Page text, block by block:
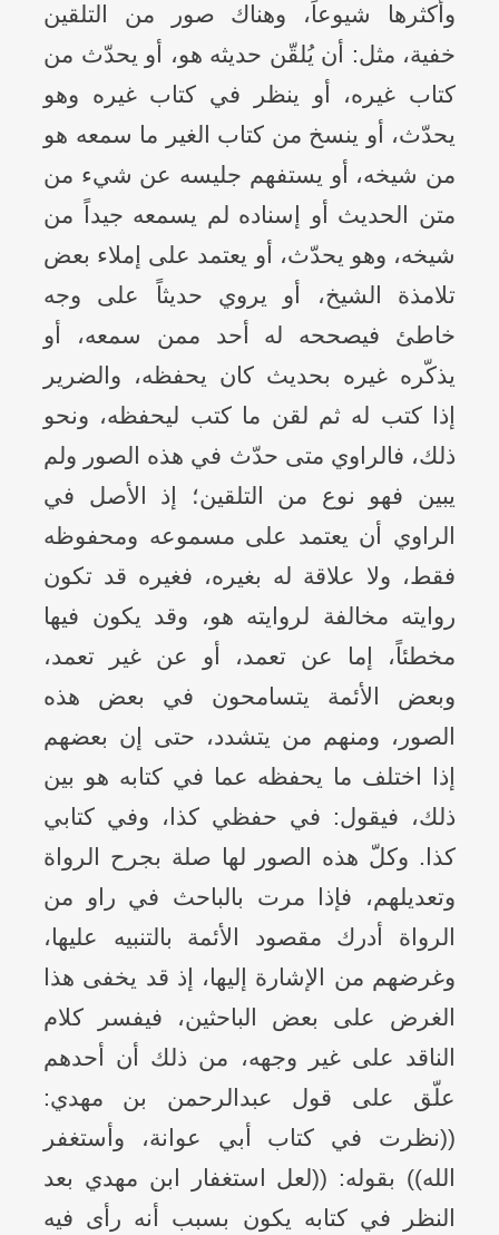
وأكثرها شيوعاً، وهناك صور من التلقين
خفية، مثل: أن يُلقّن حديثه هو، أو يحدّث من
كتاب غيره، أو ينظر في كتاب غيره وهو
يحدّث، أو ينسخ من كتاب الغير ما سمعه هو
من شيخه، أو يستفهم جليسه عن شيء من
متن الحديث أو إسناده لم يسمعه جيداً من
شيخه، وهو يحدّث، أو يعتمد على إملاء بعض
تلامذة الشيخ، أو يروي حديثاً على وجه
خاطئ فيصححه له أحد ممن سمعه، أو
يذكّره غيره بحديث كان يحفظه، والضرير
إذا كتب له ثم لقن ما كتب ليحفظه، ونحو
ذلك، فالراوي متى حدّث في هذه الصور ولم
يبين فهو نوع من التلقين؛ إذ الأصل في
الراوي أن يعتمد على مسموعه ومحفوظه
فقط، ولا علاقة له بغيره، فغيره قد تكون
روايته مخالفة لروايته هو، وقد يكون فيها
مخطئاً، إما عن تعمد، أو عن غير تعمد،
وبعض الأئمة يتسامحون في بعض هذه
الصور، ومنهم من يتشدد، حتى إن بعضهم
إذا اختلف ما يحفظه عما في كتابه هو بين
ذلك، فيقول: في حفظي كذا، وفي كتابي
كذا. وكلّ هذه الصور لها صلة بجرح الرواة
وتعديلهم، فإذا مرت بالباحث في راو من
الرواة أدرك مقصود الأئمة بالتنبيه عليها،
وغرضهم من الإشارة إليها، إذ قد يخفى هذا
الغرض على بعض الباحثين، فيفسر كلام
الناقد على غير وجهه، من ذلك أن أحدهم
علّق على قول عبدالرحمن بن مهدي:
((نظرت في كتاب أبي عوانة، وأستغفر
الله)) بقوله: ((لعل استغفار ابن مهدي بعد
النظر في كتابه يكون بسبب أنه رأى فيه